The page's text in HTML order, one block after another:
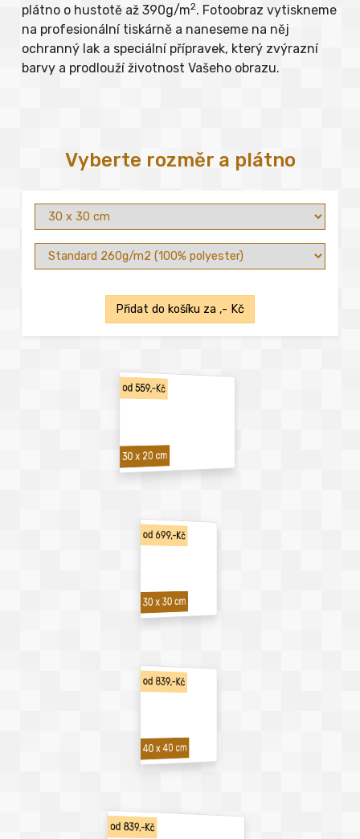
plátno o hustotě až 390g/m2. Fotoobraz vytiskneme
na profesionální tiskárně a naneseme na něj
ochranný lak a speciální přípravek, který zvýrazní
barvy a prodlouží životnost Vašeho obrazu.
Vyberte rozměr a plátno
Přidat do košíku za ,- Kč
od 559,-Kč
30 x 20 cm
od 699,-Kč
30 x 30 cm
od 839,-Kč
40 x 40 cm
od 839,-Kč